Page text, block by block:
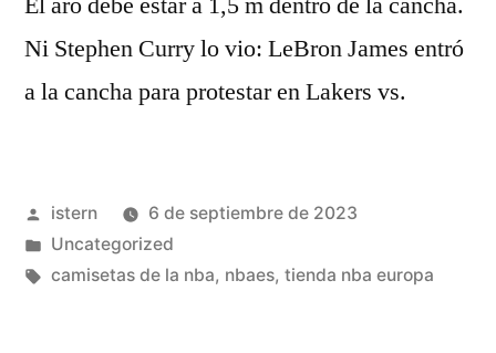
Ni Stephen Curry lo vio: LeBron James entró
a la cancha para protestar en Lakers vs.
Publicado
por
istern
6 de septiembre de 2023
Publicado
en
Uncategorized
Etiquetas:
camisetas de la nba, nbaes, tienda nba europa